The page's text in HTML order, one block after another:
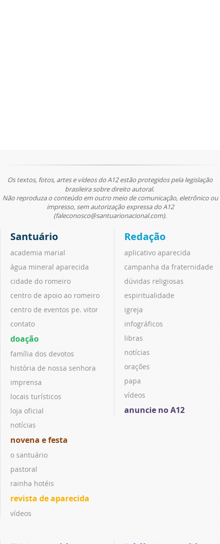
Os textos, fotos, artes e vídeos do A12 estão protegidos pela legislação
brasileira sobre direito autoral.
Não reproduza o conteúdo em outro meio de comunicação, eletrônico ou
impresso, sem autorização expressa do A12
(faleconosco@santuarionacional.com).
Santuário
academia marial
água mineral aparecida
cidade do romeiro
centro de apoio ao romeiro
centro de eventos pe. vitor
contato
doação
família dos devotos
história de nossa senhora
imprensa
locais turísticos
loja oficial
notícias
novena e festa
o santuário
pastoral
rainha hotéis
revista de aparecida
vídeos
Redação
aplicativo aparecida
campanha da fraternidade
dúvidas religiosas
espiritualidade
igreja
infográficos
libras
notícias
orações
papa
vídeos
anuncie no A12